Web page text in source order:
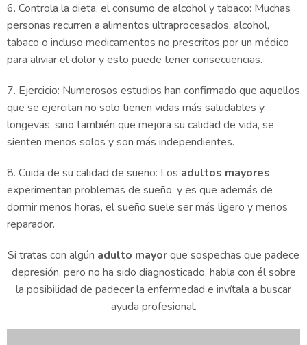
6. Controla la dieta, el consumo de alcohol y tabaco: Muchas
personas recurren a alimentos ultraprocesados, alcohol,
tabaco o incluso medicamentos no prescritos por un médico
para aliviar el dolor y esto puede tener consecuencias.
7. Ejercicio: Numerosos estudios han confirmado que aquellos
que se ejercitan no solo tienen vidas más saludables y
longevas, sino también que mejora su calidad de vida, se
sienten menos solos y son más independientes.
8. Cuida de su calidad de sueño: Los adultos mayores
experimentan problemas de sueño, y es que además de
dormir menos horas, el sueño suele ser más ligero y menos
reparador.
Si tratas con algún adulto mayorque sospechas que padece
depresión, pero no ha sido diagnosticado, habla con él sobre
la posibilidad de padecer la enfermedad e invítala a buscar
ayuda profesional.